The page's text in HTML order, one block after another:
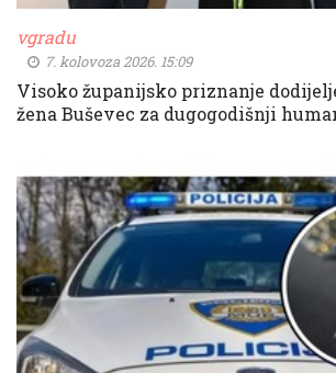
vgradu
7. kolovoza 2026. 15:09
Visoko županijsko priznanje
žena Buševec za dugogodišnji